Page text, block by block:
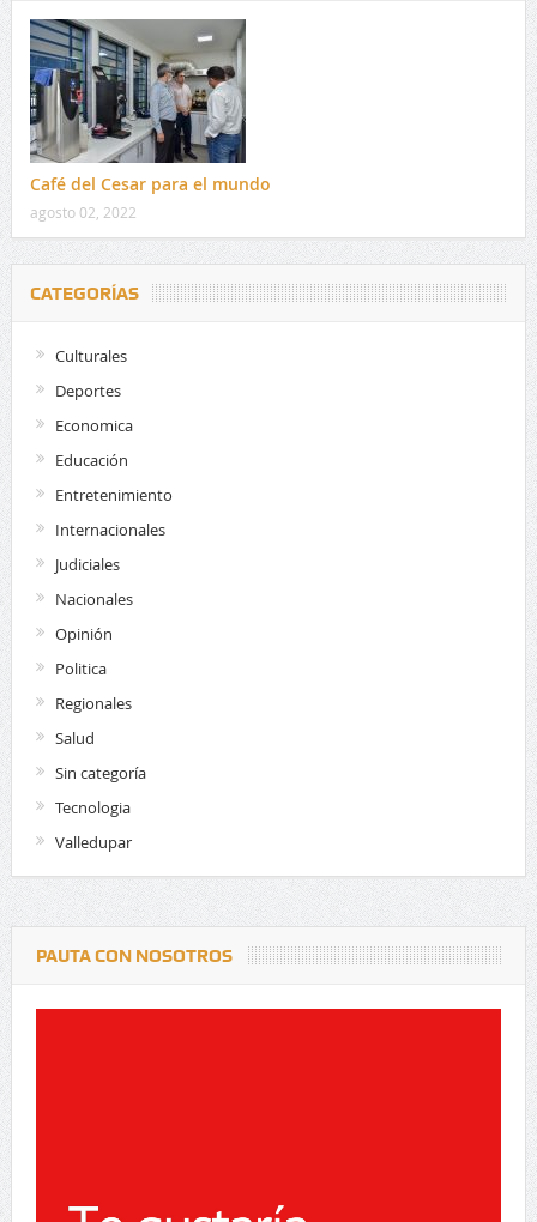
Café del Cesar para el mundo
agosto 02, 2022
CATEGORÍAS
Culturales
Deportes
Economica
Educación
Entretenimiento
Internacionales
Judiciales
Nacionales
Opinión
Politica
Regionales
Salud
Sin categoría
Tecnologia
Valledupar
PAUTA CON NOSOTROS